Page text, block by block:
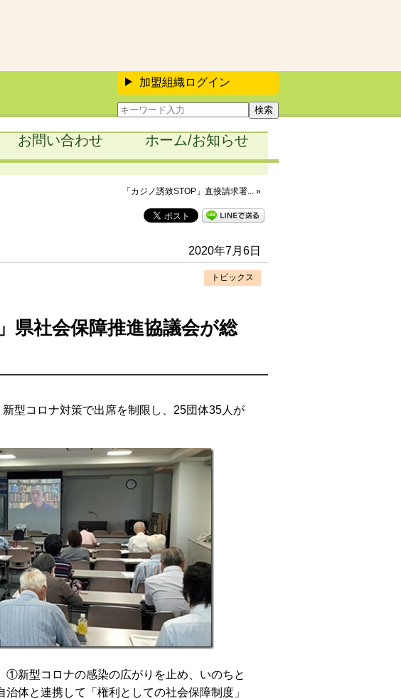
加盟組織ログイン
お問い合わせ ホーム/お知らせ
「カジノ誘致STOP」直接請求署... »
2020年7月6日
トピックス
県社会保障推進協議会が総
型コロナ対策で出席を制限し、25団体35人が
新型コロナの感染の広がりを止め、いのちと
体と連携して「権利としての社会保障制度」